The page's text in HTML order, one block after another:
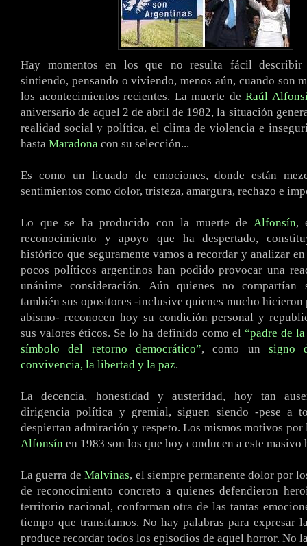
Hay momentos en los que no resulta fácil describir
sintiendo, pensando o viviendo, menos aún, cuando son
los acontecimientos recientes. La muerte de Raúl
aniversario de aquel 2 de abril de 1982, la situación
realidad social y política, el clima de violencia e
hasta Maradona con su selección...
Es como un licuado de emociones, donde están
sentimientos como dolor, tristeza, amargura, rechazo e
Lo que se ha producido con la muerte de Alfonsín,
reconocimiento y apoyo que ha despertado,
histórico que seguramente vamos a recordar y analizar
pocos políticos argentinos han podido provocar una
unánime consideración. Aún quienes no compartían
también sus opositores -inclusive quienes mucho hicieron
abismo- reconocen hoy su condición personal y
sus valores éticos. Se lo ha definido como el “padre de
símbolo del retorno democrático”, como un signo
convivencia, la libertad y la paz.
La decencia, honestidad y austeridad, hoy tan
dirigencia política y gremial, siguen siendo -pese a
despiertan admiración y respeto. Los mismos motivos
Alfonsín en 1983 son los que hoy conducen a este masivo
La guerra deMalvinas, el siempre permanente dolor por
de reconocimiento concreto a quienes defendieron
territorio nacional, conforman otra de las tantas
tiempo que transitamos. No hay palabras para expresar
produce recordar todos los episodios de aquel horror. No